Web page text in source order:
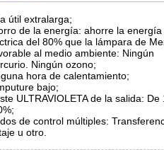
útil extralarga;
de la energía: ahorre la energía
del 80% que la lámpara de
al medio ambiente: Ningún
Ningún ozono;
hora de calentamiento;
bajo;
ULTRAVIOLETA de la salida: De
de control múltiples:
u otro.